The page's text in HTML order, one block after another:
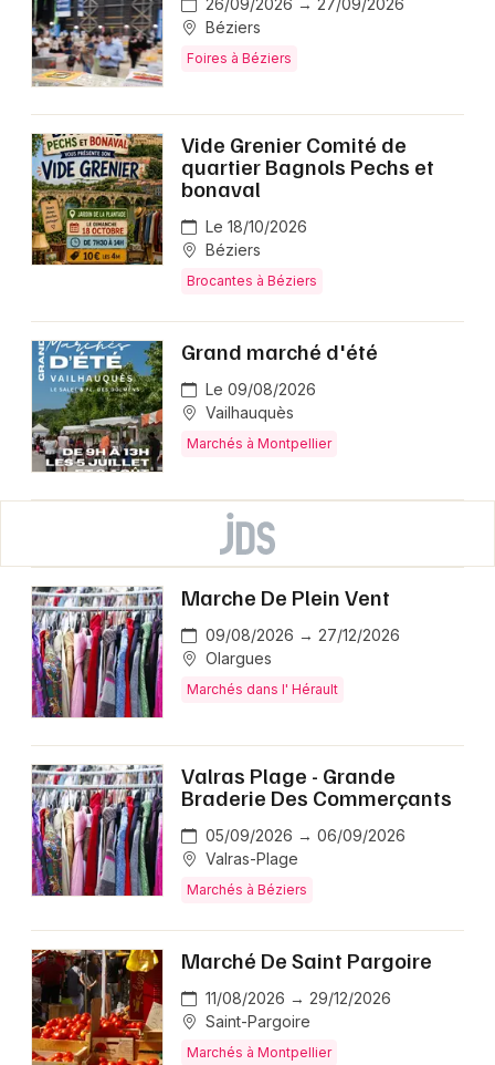
26/09/2026 → 27/09/2026
Béziers
Foires à Béziers
Vide Grenier Comité de
quartier Bagnols Pechs et
bonaval
Le 18/10/2026
Béziers
Brocantes à Béziers
Grand marché d'été
Le 09/08/2026
Vailhauquès
Marchés à Montpellier
Marche De Plein Vent
09/08/2026 → 27/12/2026
Olargues
Marchés dans l' Hérault
Valras Plage - Grande
Braderie Des Commerçants
05/09/2026 → 06/09/2026
Valras-Plage
Marchés à Béziers
Marché De Saint Pargoire
11/08/2026 → 29/12/2026
Saint-Pargoire
Marchés à Montpellier